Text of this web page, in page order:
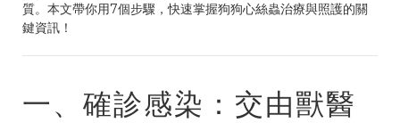
質。本文帶你用7個步驟，快速掌握狗狗心絲蟲治療與照護的關
鍵資訊！
一、確診感染：交由獸醫